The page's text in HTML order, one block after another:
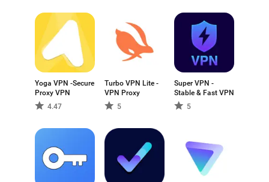
Yoga VPN -Secure
Proxy VPN
4.47
Turbo VPN Lite -
VPN Proxy
5
Super VPN -
Stable & Fast VPN
5